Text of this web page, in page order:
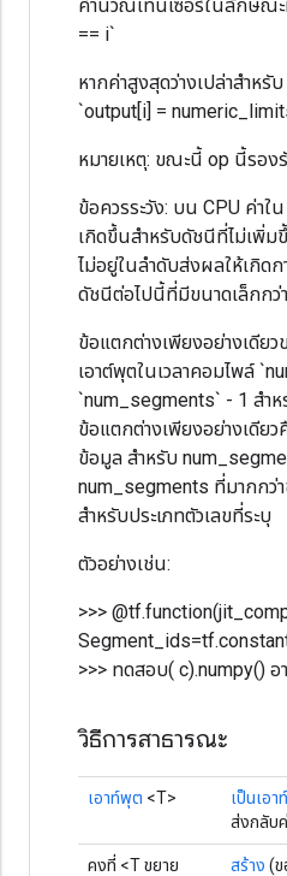
คำนวณเทนเซอร์ในลักษณ
== i`
หากค่าสูงสุดว่างเปล่าสำห
`output[i] =
หมายเหตุ: ขณะนี้ op นี้รอง
ข้อควรระวัง: บน CPU ค่า
เกิดขึ้นสำหรับดัชนีที่ไม่เพิ่ม
ไม่อยู่ในลำดับส่งผลให้เกิด
ดัชนีต่อไปนี้ที่มีขนาดเล็กกว่า
ข้อแตกต่างเพียงอย่างเดีย
เอาต์พุตในเวลาคอมไพล์
`num_segments` - 1 สำ
ข้อแตกต่างเพียงอย่างเดีย
ข้อมูล สำหรับ
num_segments ที่มากกว่
สำหรับประเภทตัวเลขที่ระบุ
ตัวอย่างเช่น:
>>>
>>> ทดสอบ( c).numpy() อ
วิธีการสาธารณะ
เอาท์พุต <T> เป็นเอ
ส่งกลับ
คงที่ <T ขยาย
สร้าง (ข